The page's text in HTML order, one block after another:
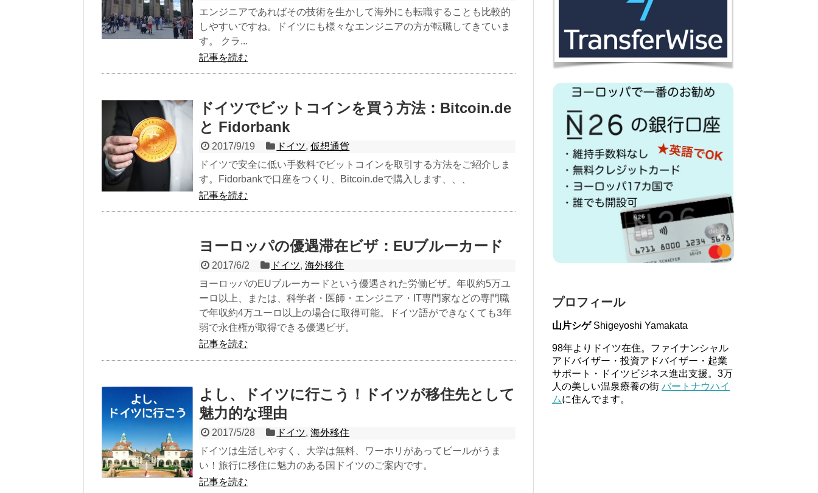
エンジニアであればその技術を生かして海外にも転職することも比較的
しやすいですね。ドイツにも様々なエンジニアの方が転職してきていま
す。 クラ...
記事を読む
ドイツでビットコインを買う方法：Bitcoin.de
と Fidorbank
2017/9/19 ドイツ,仮想通貨
ドイツで安全に低い手数料でビットコインを取引する方法をご紹介しま
す。Fidorbankで口座をつくり、Bitcoin.deで購入します、、、
記事を読む
ヨーロッパの優遇滞在ビザ：EUブルーカード
2017/6/2 ドイツ,海外移住
ヨーロッパのEUブルーカードという優遇された労働ビザ。年収約5万ユ
ーロ以上、または、科学者・医師・エンジニア・IT専門家などの専門職
で年収約4万ユーロ以上の場合に取得可能。ドイツ語ができなくても3年
弱で永住権が取得できる優遇ビザ。
記事を読む
よし、ドイツに行こう！ドイツが移住先として
魅力的な理由
2017/5/28 ドイツ,海外移住
ドイツは生活しやすく、大学は無料、ワーホリがあってビールがうま
い！旅行に移住に魅力のある国ドイツのご案内です。
記事を読む
プロフィール
山片シゲShigeyoshi Yamakata
98年よりドイツ在住。ファイナンシャル
アドバイザー・投資アドバイザー・起業
サポート・ドイツビジネス進出支援。3万
人の美しい温泉療養の街 バートナウハイ
ムに住んでます。